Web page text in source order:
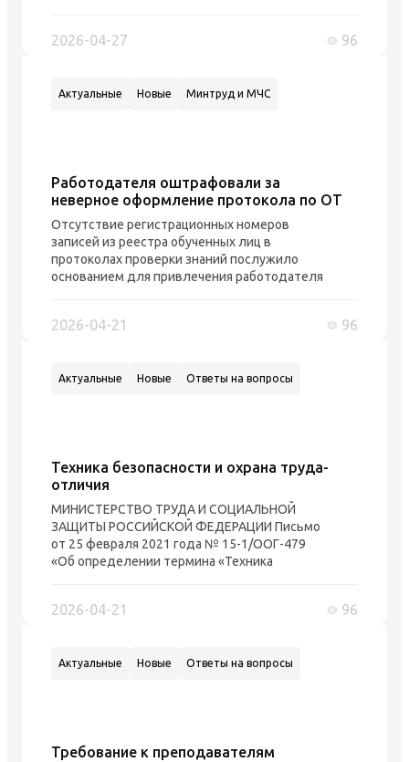
выполняющих данные работы. Положения
осуществляющих планирование и
2026-04-27 96
Актуальные Новые Минтруд и МЧС
Работодателя оштрафовали за
неверное оформление протокола по ОТ
Отсутствие регистрационных номеров
записей из реестра обученных лиц в
протоколах проверки знаний послужило
основанием для привлечения работодателя
изменения штраф в размере 70000 рублей,
нормативных требований охраны труда. В
2026-04-21 96
Актуальные Новые Ответы на вопросы
Техника безопасности и охрана труда-
отличия
МИНИСТЕРСТВО ТРУДА И СОЦИАЛЬНОЙ
ЗАЩИТЫ РОССИЙСКОЙ ФЕДЕРАЦИИ Письмо
от 25 февраля 2021 года № 15-1/ООГ-479
«Об определении термина «Техника
сообщает, что определение термина
стандарт. Система стандартов
2026-04-21 96
Актуальные Новые Ответы на вопросы
Требование к преподавателям